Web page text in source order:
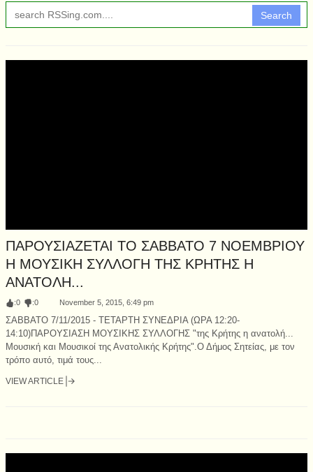
Search
ΠΑΡΟΥΣΙΑΖΕΤΑΙ ΤΟ ΣΑΒΒΑΤΟ 7 ΝΟΕΜΒΡΙΟΥ
Η ΜΟΥΣΙΚΗ ΣΥΛΛΟΓΗ ΤΗΣ ΚΡΗΤΗΣ Η
ΑΝΑΤΟΛΗ...
:0 :0 November 5, 2015, 6:49 pm
ΣΑΒΒΑΤΟ 7/11/2015 - ΤΕΤΑΡΤΗ ΣΥΝΕΔΡΙΑ (ΩΡΑ 12:20-
14:10)ΠΑΡΟΥΣΙΑΣΗ ΜΟΥΣΙΚΗΣ ΣΥΛΛΟΓΗΣ "της Κρήτης η ανατολή...
Μουσική και Μουσικοί της Ανατολικής Κρήτης".Ο Δήμος Σητείας, με τον
τρόπο αυτό, τιμά τους...
VIEW ARTICLE